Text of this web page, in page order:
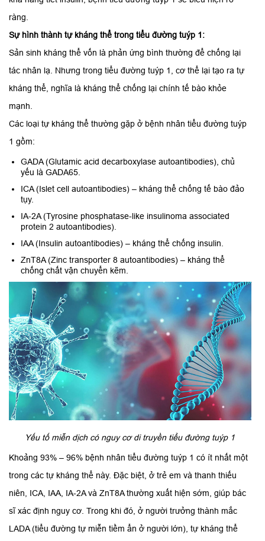
ràng.
Sự hình thành tự kháng thể trong tiểu đường tuýp 1:
Sản sinh kháng thể vốn là phản ứng bình thường để chống lại
tác nhân lạ. Nhưng trong tiểu đường tuýp 1, cơ thể lại tạo ra tự
kháng thể, nghĩa là kháng thể chống lại chính tế bào khỏe
mạnh.
Các loại tự kháng thể thường gặp ở bệnh nhân tiểu đường tuýp
1 gồm:
GADA (Glutamic acid decarboxylase autoantibodies), chủ
yếu là GADA65.
ICA (Islet cell autoantibodies) – kháng thể chống tế bào đảo
tụy.
IA-2A (Tyrosine phosphatase-like insulinoma associated
protein 2 autoantibodies).
IAA (Insulin autoantibodies) – kháng thể chống insulin.
ZnT8A (Zinc transporter 8 autoantibodies) – kháng thể
chống chất vận chuyển kẽm.
Yếu tố miễn dịch có nguy cơ di truyền tiểu đường tuýp 1
Khoảng 93% – 96% bệnh nhân tiểu đường tuýp 1 có ít nhất một
trong các tự kháng thể này. Đặc biệt, ở trẻ em và thanh thiếu
niên, ICA, IAA, IA-2A và ZnT8A thường xuất hiện sớm, giúp bác
sĩ xác định nguy cơ. Trong khi đó, ở người trưởng thành mắc
LADA (tiểu đường tự miễn tiềm ẩn ở người lớn), tự kháng thể